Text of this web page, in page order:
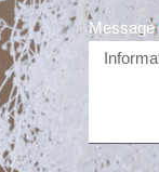
Message